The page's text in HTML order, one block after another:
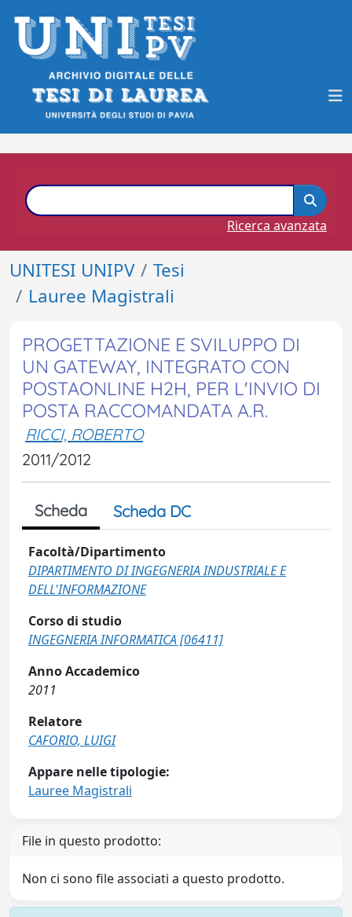
Ricerca avanzata
UNITESI UNIPV
Tesi
Lauree Magistrali
PROGETTAZIONE E SVILUPPO DI
UN GATEWAY, INTEGRATO CON
POSTAONLINE H2H, PER L'INVIO DI
POSTA RACCOMANDATA A.R.
RICCI, ROBERTO
2011/2012
Scheda Scheda DC
Facoltà/Dipartimento
DIPARTIMENTO DI INGEGNERIA INDUSTRIALE E
DELL'INFORMAZIONE
Corso di studio
INGEGNERIA INFORMATICA [06411]
Anno Accademico
2011
Relatore
CAFORIO, LUIGI
Appare nelle tipologie:
Lauree Magistrali
File in questo prodotto:
Non ci sono file associati a questo prodotto.